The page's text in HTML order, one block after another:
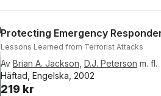
Protecting Emergency
Lessons Learned from Terrorist Attacks
Av Brian A. Jackson D.J. Peterson m. fl.
Häftad, Engelska, 2002
219 kr